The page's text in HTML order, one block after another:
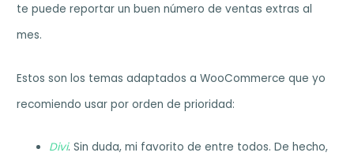
te puede reportar un buen número de ventas extras al
mes.
Estos son los temas adaptados a WooCommerce que yo
recomiendo usar por orden de prioridad:
Divi. Sin duda, mi favorito de entre todos. De hecho,